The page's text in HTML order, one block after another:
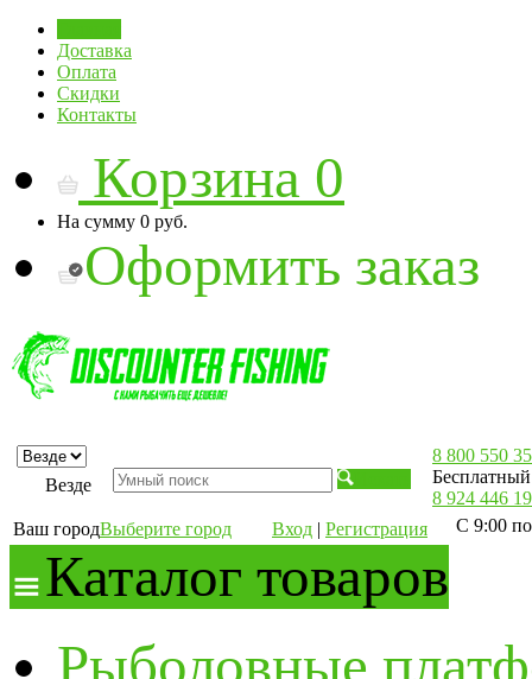
Доставка
Оплата
Скидки
Контакты
Корзина 0
На сумму 0 руб.
Оформить заказ
Везде
Ваш городВыберите город Вход | Регистрация
8 800 550
8 924 446
С 9:00
Каталог товаров
Рыболовные